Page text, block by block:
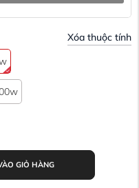
Xóa thuộc tính
GIỎ HÀNG